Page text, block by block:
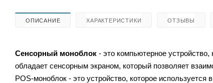
ОПИСАНИЕ ХАРАКТЕРИСТИКИ ОТЗЫВЫ
Сенсорный моноблок - это компьютерное
обладает сенсорным экраном, который позволяет
POS-моноблок - это устройство, которое